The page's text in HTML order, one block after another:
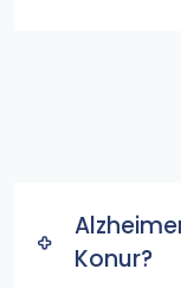
Konur?